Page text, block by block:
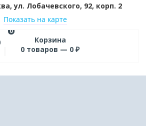
ул. Лобачевского, 92, корп. 2
Показать на карте
0
Корзина
0 товаров — 0 ₽